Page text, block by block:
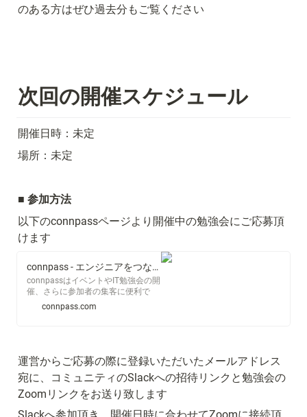
のある方はぜひ過去分もご覧ください
次回の開催スケジュール
開催日時：未定
場所：未定
■ 参加方法
以下のconnpassページより開催中の勉強会にご応募頂
けます
connpass - エンジニアをつなぐIT勉強会支援プラットフォーム
connpassはイベントやIT勉強会の開
催、さらに参加者の集客に便利で
やイベントの検索、事前決済もでき
connpass.com
運営からご応募の際に登録いただいたメールアドレス
宛に、コミュニティのSlackへの招待リンクと勉強会の
Zoomリンクをお送り致します
Slackへ参加頂き、開催日時に合わせてZoomに接続頂